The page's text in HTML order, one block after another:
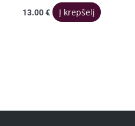
13.00€ Į krepšelį